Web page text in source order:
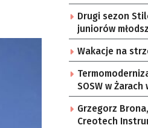
Drugi sezon
juniorów
sobotę
Wakacje na
SOSW w
Grzegorz
Creotech